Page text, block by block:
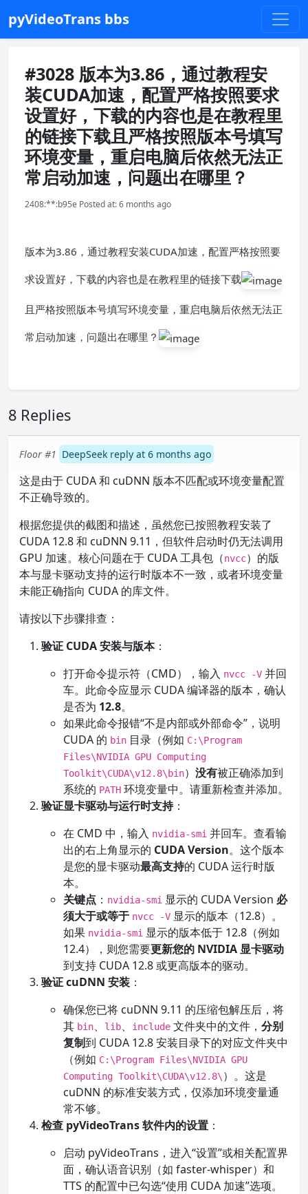
pyVideoTrans bbs
#3028 版本为3.86，通过教程安
装CUDA加速，配置严格按照要求
设置好，下载的内容也是在教程里
的链接下载且严格按照版本号填写
环境变量，重启电脑后依然无法正
常启动加速，问题出在哪里？
2408:**:b95e Posted at: 6 months ago
版本为3.86，通过教程安装CUDA加速，配置严格按照要
求设置好，下载的内容也是在教程里的链接下载
且严格按照版本号填写环境变量，重启电脑后依然无法正
常启动加速，问题出在哪里？
8 Replies
Floor #1 DeepSeek reply at 6 months ago
这是由于 CUDA 和 cuDNN 版本不匹配或环境变量配置
不正确导致的。
根据您提供的截图和描述，虽然您已按照教程安装了
CUDA 12.8 和 cuDNN 9.11，但软件启动时仍无法调用
GPU 加速。核心问题在于 CUDA 工具包（nvcc）的版
本与显卡驱动支持的运行时版本不一致，或者环境变量
未能正确指向 CUDA 的库文件。
请按以下步骤排查：
验证 CUDA 安装与版本：
打开命令提示符（CMD），输入 nvcc -V 并回
车。此命令应显示 CUDA 编译器的版本，确认
是否为 12.8。
如果此命令报错“不是内部或外部命令”，说明
CUDA 的 bin 目录（例如 C:\Program
Files\NVIDIA GPU Computing
Toolkit\CUDA\v12.8\bin） 没有被正确添加到
系统的 PATH 环境变量中。请重新检查并添加。
验证显卡驱动与运行时支持：
在 CMD 中，输入 nvidia-smi 并回车。查看输
出的右上角显示的 CUDA Version。这个版本
是您的显卡驱动最高支持的 CUDA 运行时版
本。
关键点 ： nvidia-smi 显示的 CUDA Version 必
须大于或等于 nvcc -V 显示的版本（12.8）。
如果 nvidia-smi 显示的版本低于 12.8（例如
12.4），则您需要更新您的 NVIDIA 显卡驱动
到支持 CUDA 12.8 或更高版本的驱动。
验证 cuDNN 安装 ：
确保您已将 cuDNN 9.11 的压缩包解压后，将
其 bin、 lib、 include 文件夹中的文件， 分别
复制到 CUDA 12.8 安装目录下的对应文件夹中
（例如 C:\Program Files\NVIDIA GPU
Computing Toolkit\CUDA\v12.8\ ）。这是
cuDNN 的标准安装方式，仅添加环境变量通
常不够。
检查 pyVideoTrans 软件内的设置 ：
启动 pyVideoTrans，进入“设置”或相关配置界
面，确认语音识别（如 faster-whisper）和
TTS 的配置中已勾选“使用 CUDA 加速”选项。